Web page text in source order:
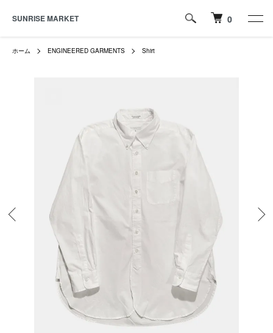
SUNRISE MARKET 0
ホーム ENGINEERED GARMENTS Shirt